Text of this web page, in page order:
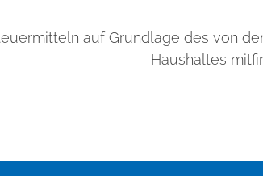
auf Grundlage des von
Haushaltes